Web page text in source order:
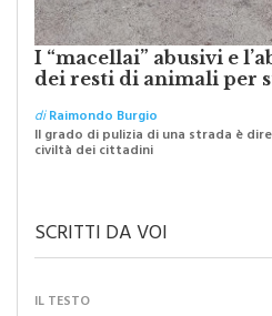
I “macellai” abusivi e
dei resti di animali per
diRaimondo Burgio
Il grado di pulizia di una strada è
civiltà dei cittadini
SCRITTI DA VOI
IL TESTO